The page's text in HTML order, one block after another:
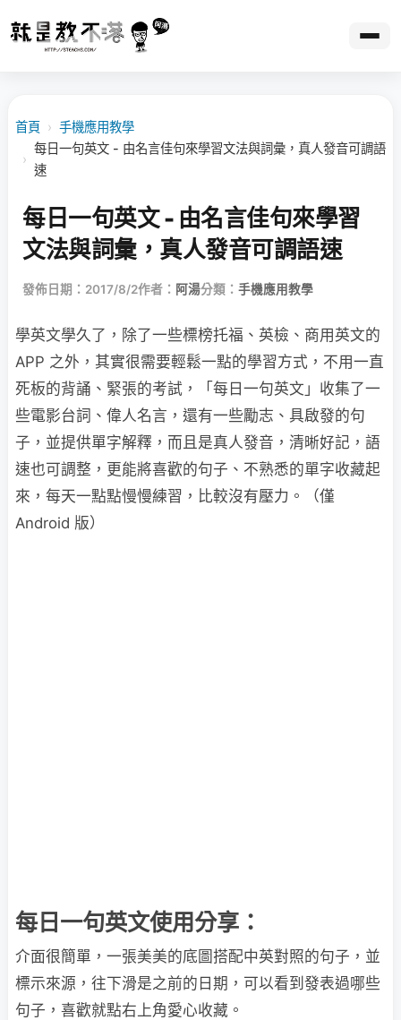
首頁 › 手機應用教學
›
每日一句英文 - 由名言佳句來學習文法與詞彙，真人發音可調語
速
每日一句英文 - 由名言佳句來學習
文法與詞彙，真人發音可調語速
發佈日期：2017/8/2作者： 阿湯分類： 手機應用教學
學英文學久了，除了一些標榜托福、英檢、商用英文的
APP 之外，其實很需要輕鬆一點的學習方式，不用一直
死板的背誦、緊張的考試，「每日一句英文」收集了一
些電影台詞、偉人名言，還有一些勵志、具啟發的句
子，並提供單字解釋，而且是真人發音，清晰好記，語
速也可調整，更能將喜歡的句子、不熟悉的單字收藏起
來，每天一點點慢慢練習，比較沒有壓力。（僅
Android 版）
每日一句英文使用分享：
介面很簡單，一張美美的底圖搭配中英對照的句子，並
標示來源，往下滑是之前的日期，可以看到發表過哪些
句子，喜歡就點右上角愛心收藏。